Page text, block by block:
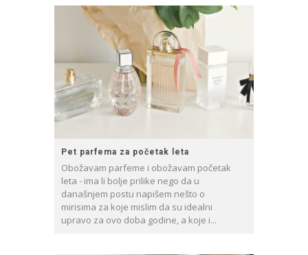
Pet parfema za početak leta
Obožavam parfeme i obožavam početak
leta - ima li bolje prilike nego da u
današnjem postu napišem nešto o
mirisima za koje mislim da su idealni
upravo za ovo doba godine, a koje i...